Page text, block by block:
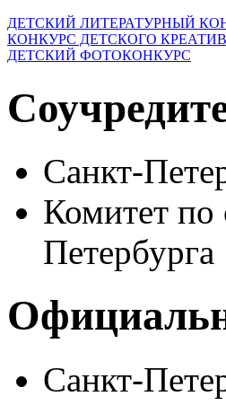
ДЕТСКИЙ ЛИТЕРАТУРНЫЙ
КОНКУРС ДЕТСКОГО
ДЕТСКИЙ ФОТОКОНКУРС
Санкт-
Комитет по
Петербурга
Санкт-